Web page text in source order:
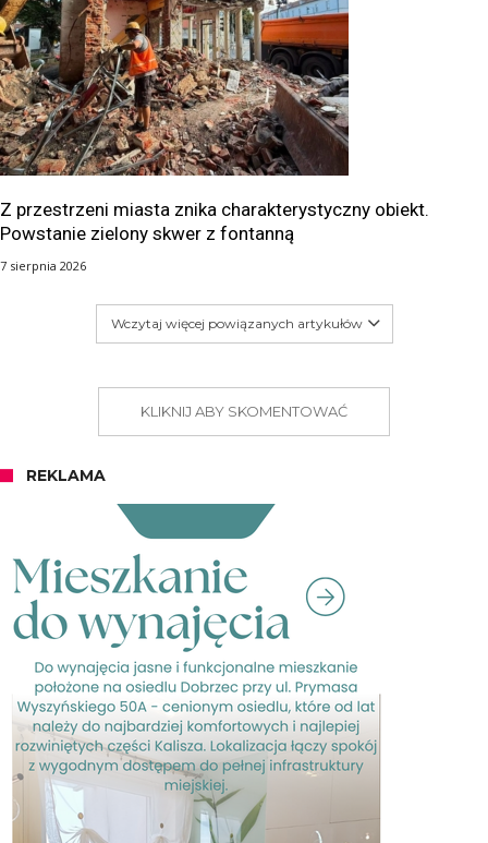
Z przestrzeni miasta znika charakterystyczny obiekt.
Powstanie zielony skwer z fontanną
7 sierpnia 2026
Wczytaj więcej powiązanych artykułów
KLIKNIJ ABY SKOMENTOWAĆ
REKLAMA